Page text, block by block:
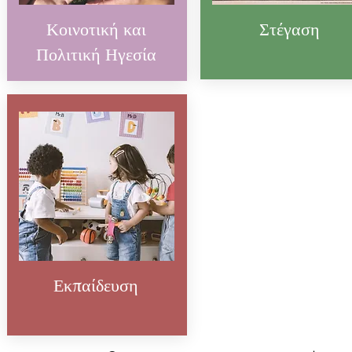
Κοινοτική και
Πολιτική Ηγεσία
Στέγαση
Εκπαίδευση